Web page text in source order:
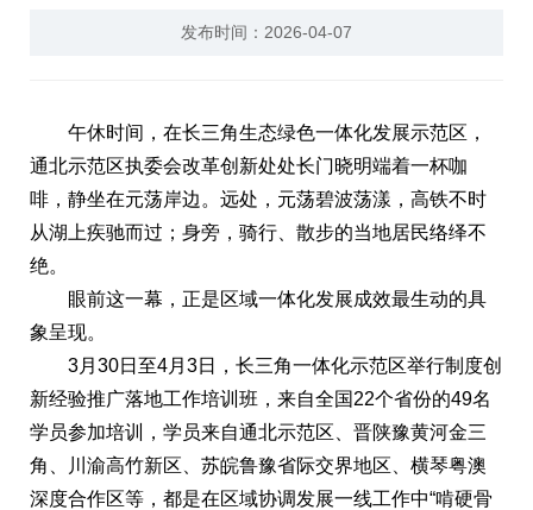
发布时间：2026-04-07
午休时间，在长三角生态绿色一体化发展示范区，
通北示范区执委会改革创新处处长门晓明端着一杯咖
啡，静坐在元荡岸边。远处，元荡碧波荡漾，高铁不时
从湖上疾驰而过；身旁，骑行、散步的当地居民络绎不
绝。
眼前这一幕，正是区域一体化发展成效最生动的具
象呈现。
3月30日至4月3日，长三角一体化示范区举行制度创
新经验推广落地工作培训班，来自全国22个省份的49名
学员参加培训，学员来自通北示范区、晋陕豫黄河金三
角、川渝高竹新区、苏皖鲁豫省际交界地区、横琴粤澳
深度合作区等，都是在区域协调发展一线工作中“啃硬骨